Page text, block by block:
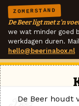
ZOMERSTAND
De Beer ligt met z'n
we wat minder goed
werkdagen duren.
hello@beerinabox.nl
De Beer houdt